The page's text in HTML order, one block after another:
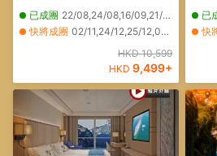
城、白族人家、松贊林寺、獨
克宗古城、香巴拉藏文化博物
已成團 22/08,24/08,16/09,21/09,23/09,24/09
快將成團 02/11,24/12,25/12,01/01,09/02,05/03,12/03,06/04,08/04,09/04,13/04,15/04,16/04,20/04,22/04,23/04,07/05,11/05,13/05,14/05
05/11,09/11,16/11,20/11,23/11,26/11,28/11,06/12,16/12,27/12,05/01,08/01,19/01
HKD 10,599
HKD 9,499+
立包
貓
已
快